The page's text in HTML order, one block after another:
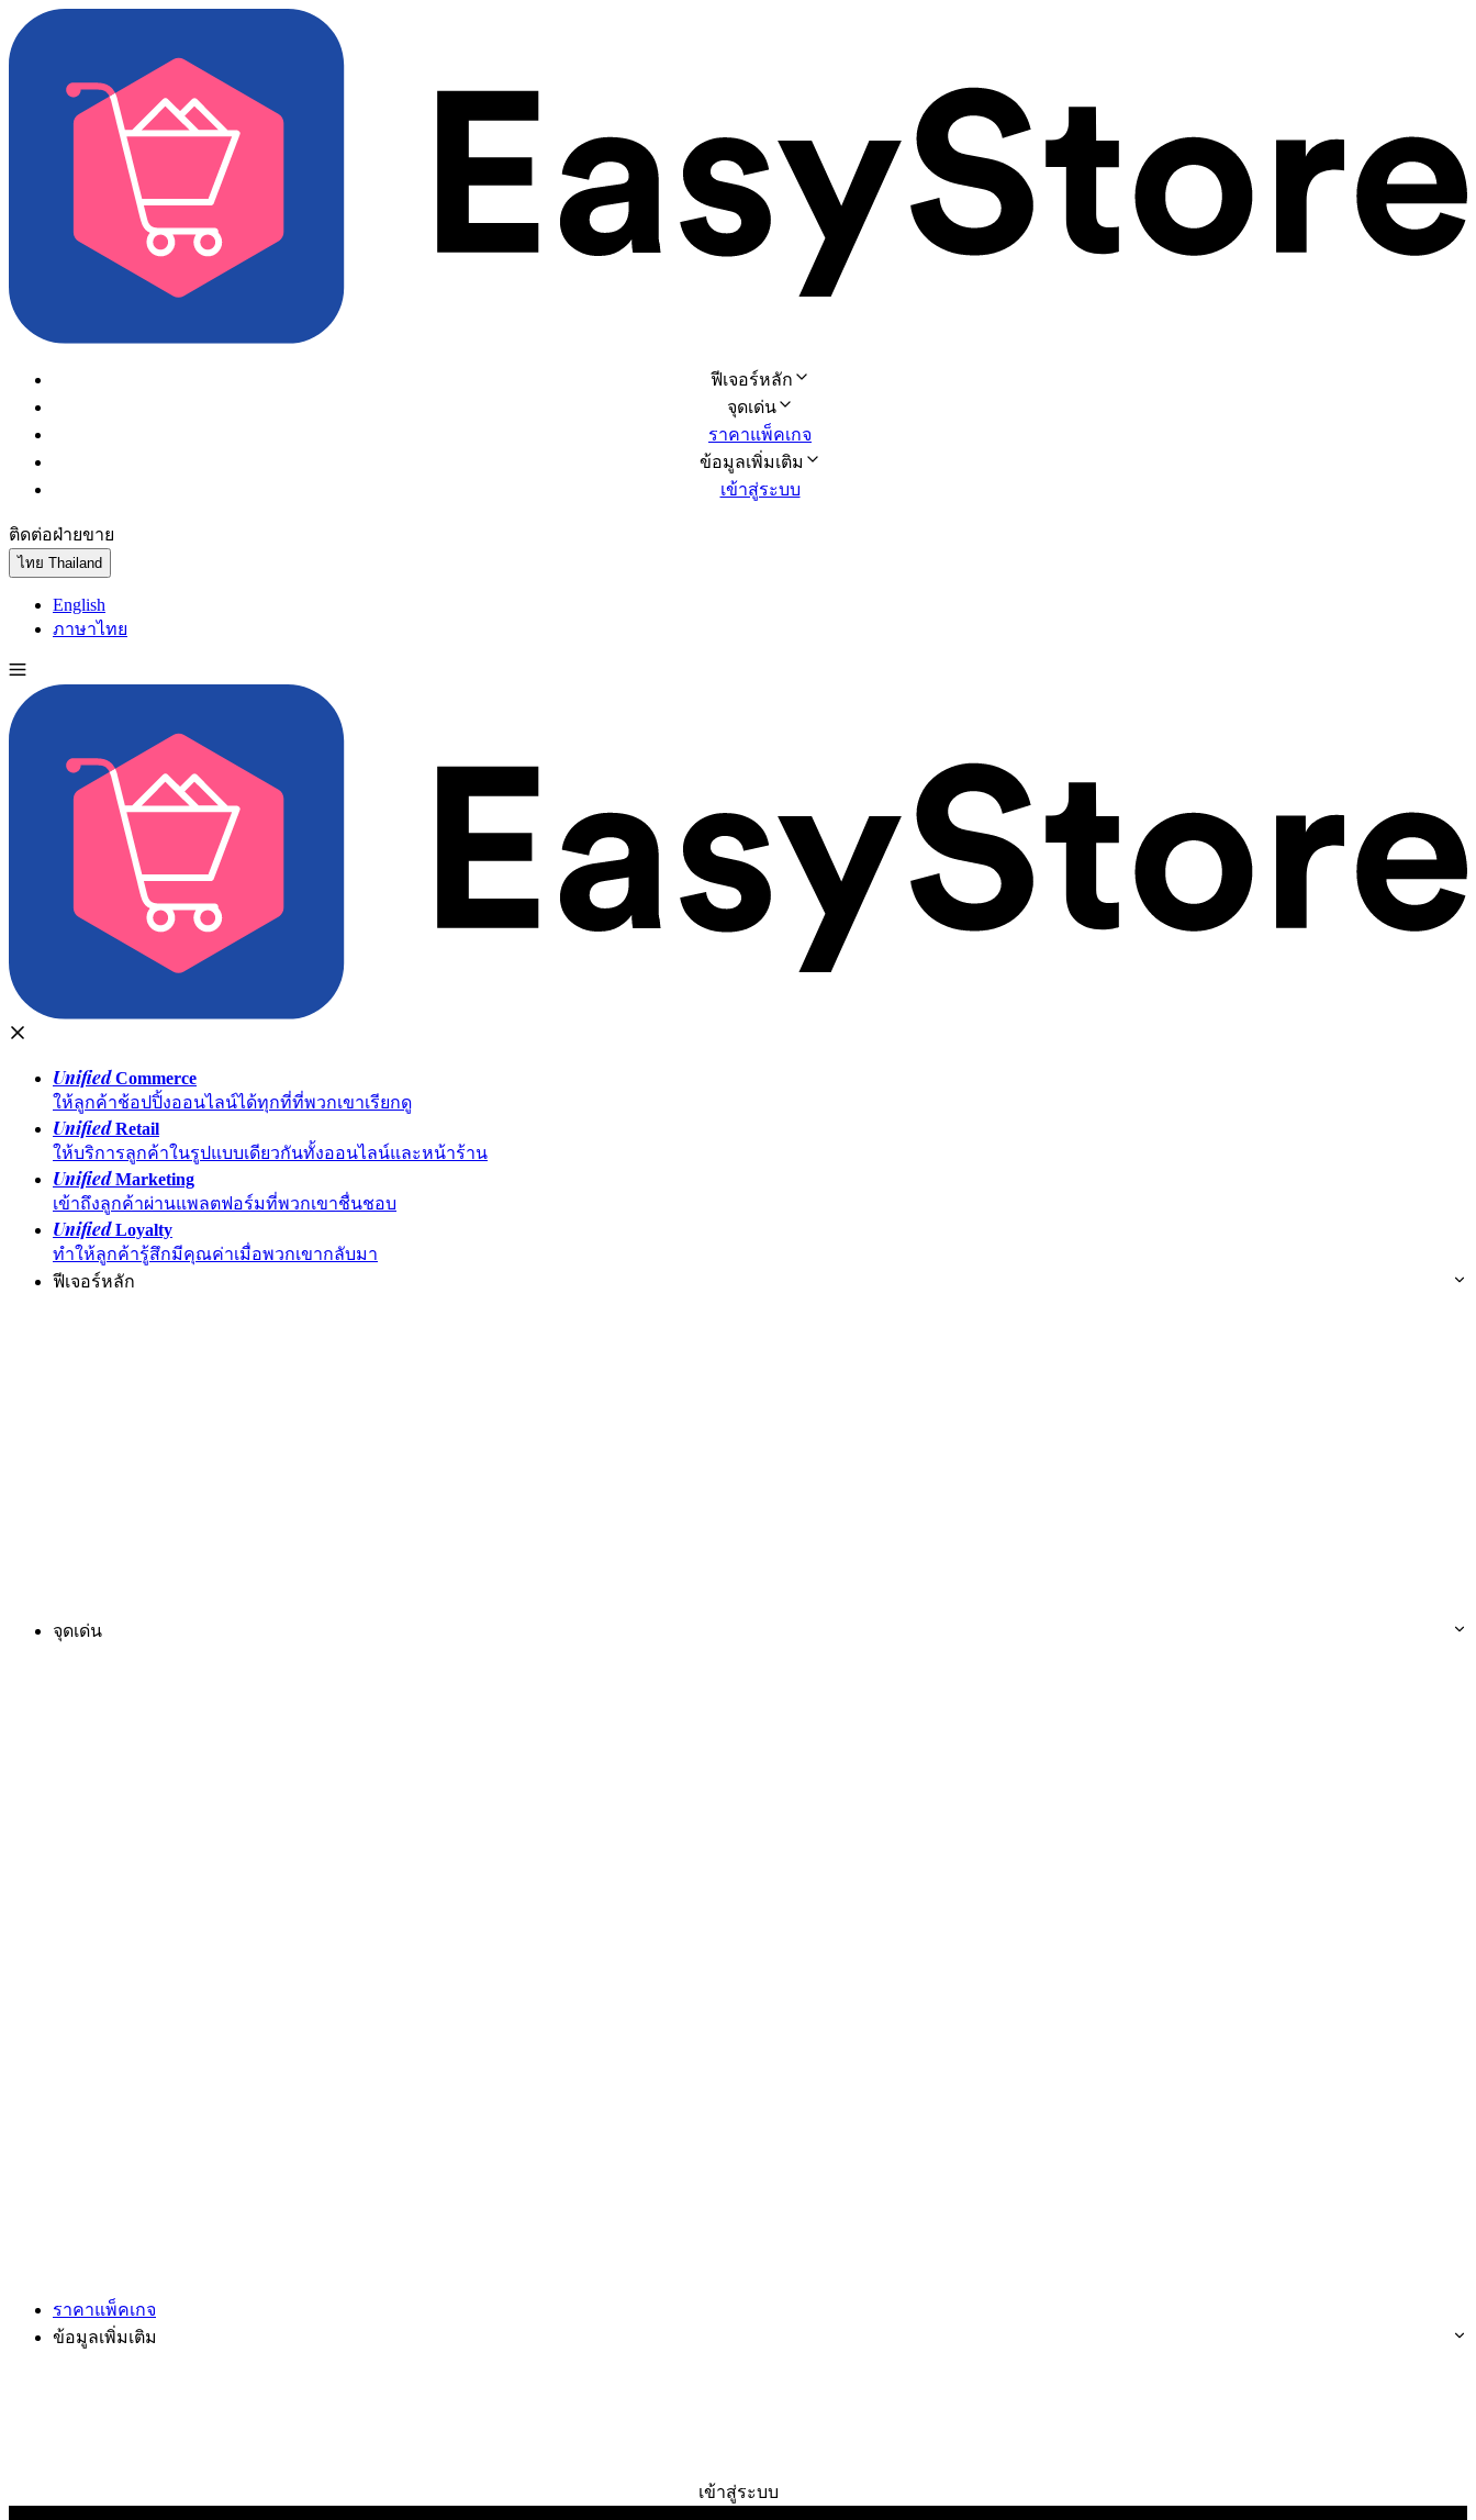
ฟีเจอร์หลัก
จุดเด่น
ราคาแพ็คเกจ
ข้อมูลเพิ่มเติม
เข้าสู่ระบบ
ติดต่อฝ่ายขาย
ไทย Thailand
English
ภาษาไทย
UnifiedCommerce
ให้ลูกค้าช้อปปิ้งออนไลน์ได้ทุกที่ที่พวกเขาเรียกดู
UnifiedRetail
ให้บริการลูกค้าในรูปแบบเดียวกันทั้งออนไลน์และหน้าร้าน
UnifiedMarketing
เข้าถึงลูกค้าผ่านแพลตฟอร์มที่พวกเขาชื่นชอบ
UnifiedLoyalty
ทำให้ลูกค้ารู้สึกมีคุณค่าเมื่อพวกเขากลับมา
ฟีเจอร์หลัก
จุดเด่น
ราคาแพ็คเกจ
ข้อมูลเพิ่มเติม
เข้าสู่ระบบ